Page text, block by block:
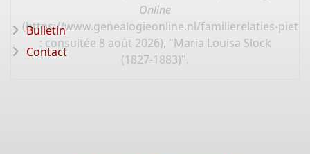
Online
(https://www.genealogieonline.nl/familierelaties-
: consultée 8 août 2026), "Maria Louisa Slock
(1827-1883)".
Bulletin
Contact